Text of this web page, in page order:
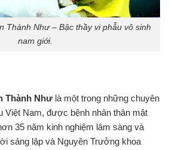
Thành Như – Bậc thầy vi phẫu vô sinh
nam giới.
Thành Như là một trong những chuyên
Việt Nam, được bệnh nhân thân mật
35 năm kinh nghiệm lâm sàng và
sáng lập và Nguyên Trưởng khoa